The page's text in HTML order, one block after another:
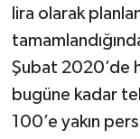
lira olarak
Şubat 2020’de
bugüne kadar
100’e yakın